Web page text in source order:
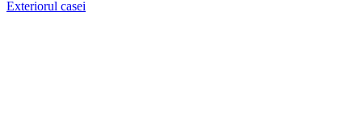
Exteriorul casei